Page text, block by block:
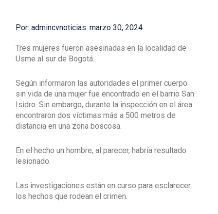
Por: admincvnoticias marzo 30, 2024
Tres mujeres fueron asesinadas en la localidad de
Usme al sur de Bogotá.
Según informaron las autoridades el primer cuerpo
sin vida de una mujer fue encontrado en el barrio San
Isidro. Sin embargo, durante la inspección en el área
encontraron dos víctimas más a 500 metros de
distancia en una zona boscosa.
En el hecho un hombre, al parecer, habría resultado
lesionado.
Las investigaciones están en curso para esclarecer
los hechos que rodean el crimen.